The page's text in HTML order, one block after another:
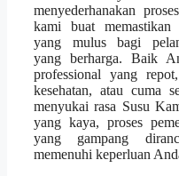
menyederhanakan
kami buat memastikan
yang mulus bagi
yang berharga. Baik
professional yang
kesehatan, atau cuma
menyukai rasa Susu
yang kaya, proses
yang gampang
memenuhi keperluan